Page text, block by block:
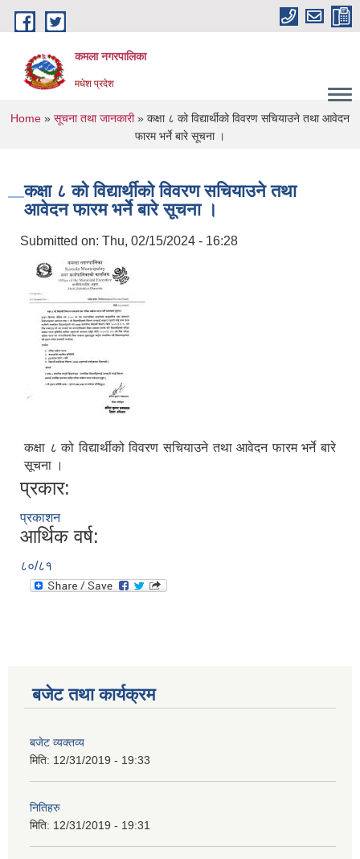
Skip to main content
कमला नगरपालिका
मधेश प्रदेश
You are here
Home » सूचना तथा जानकारी» कक्षा ८ को विद्यार्थीको विवरण सचियाउने तथा आवेदन
फारम भर्ने बारे सूचना ।
कक्षा ८ को विद्यार्थीको विवरण सचियाउने तथा
आवेदन फारम भर्ने बारे सूचना ।
Submitted on: Thu, 02/15/2024 - 16:28
कक्षा ८ को विद्यार्थीको विवरण सचियाउने तथा आवेदन फारम भर्ने बारे
सूचना ।
प्रकार:
प्रकाशन
आर्थिक वर्ष:
८०/८१
बजेट तथा कार्यक्रम
बजेट व्यक्तव्य
मिति: 12/31/2019 - 19:33
नितिहरु
मिति: 12/31/2019 - 19:31